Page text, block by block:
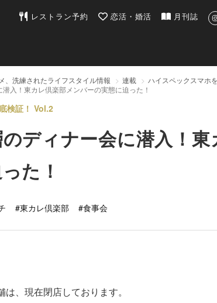
東京カレンダー | 最新のグルメ、洗練されたライ
レストラン予約 恋活・婚活 月刊誌
、洗練されたライフスタイル情報 連載
ハイスペックスマホ
入！東カレ倶楽部メンバーの実態に迫った！
検証！ Vol.2
ディナー会に潜入！
た！
#東カレ倶楽部 #食事会
は、現在閉店しております。